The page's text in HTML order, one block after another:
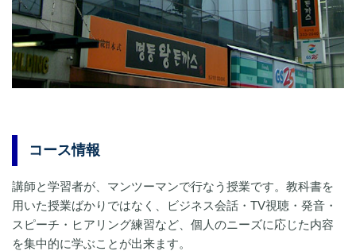
コース情報
講師と学習者が、マンツーマンで行なう授業です。教科書を
用いた授業ばかりではなく、ビジネス会話・TV視聴・発音・
スピーチ・ヒアリング練習など、個人のニーズに応じた内容
を集中的に学ぶことが出来ます。